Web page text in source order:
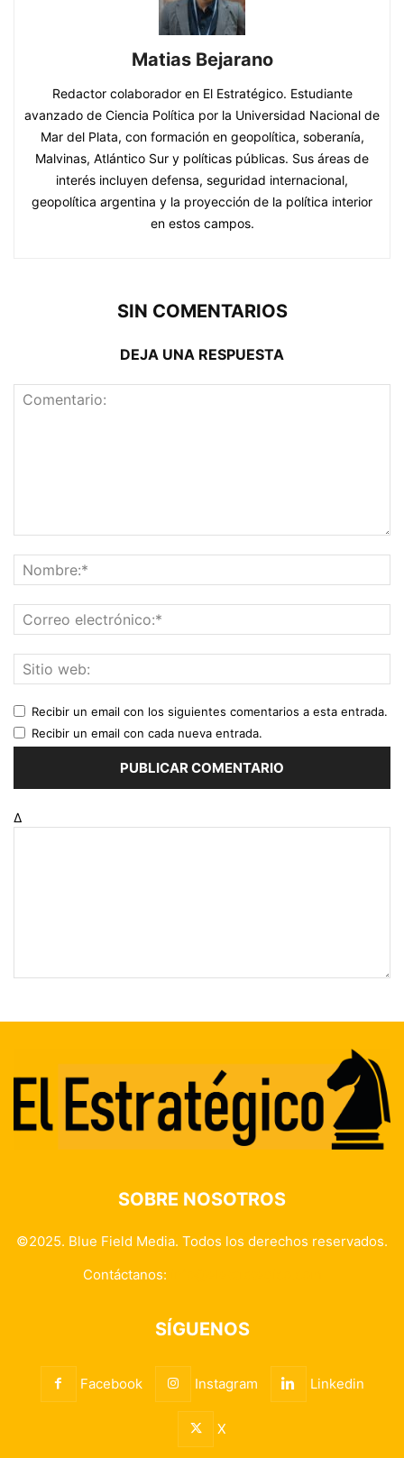
Matias Bejarano
Redactor colaborador en El Estratégico. Estudiante
avanzado de Ciencia Política por la Universidad Nacional de
Mar del Plata, con formación en geopolítica, soberanía,
Malvinas, Atlántico Sur y políticas públicas. Sus áreas de
interés incluyen defensa, seguridad internacional,
geopolítica argentina y la proyección de la política interior
en estos campos.
SIN COMENTARIOS
DEJA UNA RESPUESTA
Recibir un email con los siguientes comentarios a esta entrada.
Recibir un email con cada nueva entrada.
Δ
SOBRE NOSOTROS
©2025. Blue Field Media. Todos los derechos reservados.
Contáctanos:
SÍGUENOS
Facebook Instagram Linkedin
X